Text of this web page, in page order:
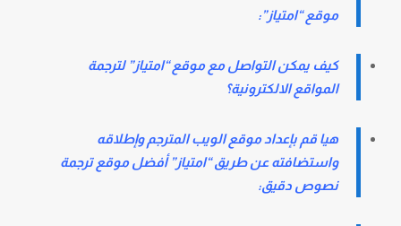
موقع “امتياز”:
كيف يمكن التواصل مع موقع “امتياز” لترجمة
المواقع الالكترونية؟
هيا قم بإعداد موقع الويب المترجم وإطلاقه
واستضافته عن طريق “امتياز” أفضل موقع ترجمة
نصوص دقيق: